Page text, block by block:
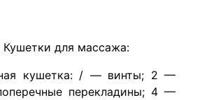
для массажа:
кушетка: / — винты; 2 —
перекладины; 4 —